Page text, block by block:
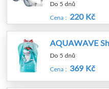
Do 5 dnů
Cena : 220 Kč
AQUAWAVE
Do 5 dnů
Cena : 369 Kč